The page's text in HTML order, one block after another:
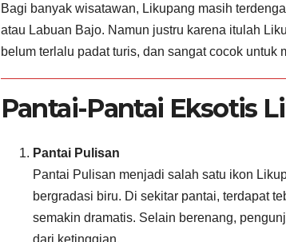
Bagi banyak wisatawan, Likupang masih
atau Labuan Bajo. Namun justru karena itulah
belum terlalu padat turis, dan sangat cocok
Pantai-Pantai Eksotis
Pantai Pulisan
Pantai Pulisan menjadi salah satu ikon
bergradasi biru. Di sekitar pantai, terdapat
semakin dramatis. Selain berenang,